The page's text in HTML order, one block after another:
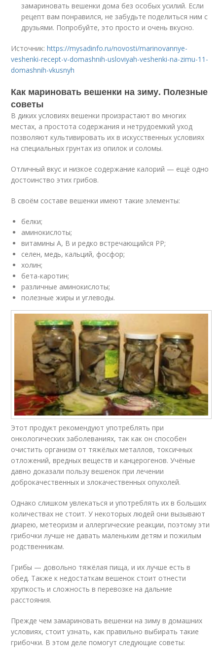
замариновать вешенки дома без особых усилий. Если
рецепт вам понравился, не забудьте поделиться ним с
друзьями. Попробуйте, это просто и очень вкусно.
Источник:https://mysadinfo.ru/novosti/marinovannye-
veshenki-recept-v-domashnih-usloviyah-veshenki-na-zimu-11-
domashnih-vkusnyh
Как мариновать вешенки на зиму. Полезные
советы
В диких условиях вешенки произрастают во многих
местах, а простота содержания и нетрудоемкий уход
позволяют культивировать их в искусственных условиях
на специальных грунтах из опилок и соломы.
Отличный вкус и низкое содержание калорий — ещё одно
достоинство этих грибов.
В своём составе вешенки имеют такие элементы:
белки;
аминокислоты;
витамины А, В и редко встречающийся PP;
селен, медь, кальций, фосфор;
холин;
бета-каротин;
различные аминокислоты;
полезные жиры и углеводы.
Этот продукт рекомендуют употреблять при
онкологических заболеваниях, так как он способен
очистить организм от тяжёлых металлов, токсичных
отложений, вредных веществ и канцерогенов. Учёные
давно доказали пользу вешенок при лечении
доброкачественных и злокачественных опухолей.
Однако слишком увлекаться и употреблять их в больших
количествах не стоит. У некоторых людей они вызывают
диарею, метеоризм и аллергические реакции, поэтому эти
грибочки лучше не давать маленьким детям и пожилым
родственникам.
Грибы — довольно тяжёлая пища, и их лучше есть в
обед. Также к недостаткам вешенок стоит отнести
хрупкость и сложность в перевозке на дальние
расстояния.
Прежде чем замариновать вешенки на зиму в домашних
условиях, стоит узнать, как правильно выбирать такие
грибочки. В этом деле помогут следующие советы: